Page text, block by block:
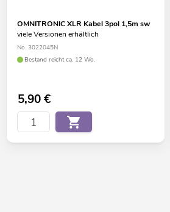
OMNITRONIC XLR Kabel 3pol 1,5m sw
viele Versionen erhältlich
No. 3022045N
Bestand reicht ca. 12 Wo.
5,90€